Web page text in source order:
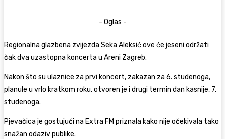
- Oglas -
Regionalna glazbena zvijezda Seka Aleksić ove će jeseni održati
čak dva uzastopna koncerta u Areni Zagreb.
Nakon što su ulaznice za prvi koncert, zakazan za 6. studenoga,
planule u vrlo kratkom roku, otvoren je i drugi termin dan kasnije, 7.
studenoga.
Pjevačica je gostujući na Extra FM priznala kako nije očekivala tako
snažan odaziv publike.